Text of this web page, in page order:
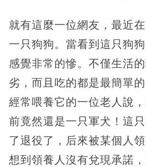
就有這麼一位網友，最近
一只狗狗。當看到這只狗
感覺非常的慘。不僅生活
劣，而且吃的都是最簡單
經常喂養它的一位老人說
前竟然還是一只軍犬！這
了退役了，后來被某個人
想到領養人沒有兌現承諾